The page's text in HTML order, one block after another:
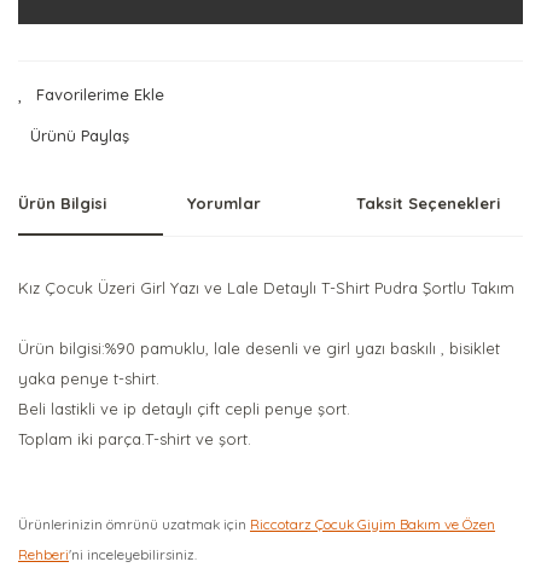
Ürünü Paylaş
Ürün Bilgisi Yorumlar Taksit Seçenekleri
Kız Çocuk Üzeri Girl Yazı ve Lale Detaylı T-Shirt Pudra Şortlu Takım
Ürün bilgisi:%90 pamuklu, lale desenli ve girl yazı baskılı , bisiklet
yaka penye t-shirt.
Beli lastikli ve ip detaylı çift cepli penye şort.
Toplam iki parça.T-shirt ve şort.
Ürünlerinizin ömrünü uzatmak için Riccotarz Çocuk Giyim Bakım ve Özen
Rehberi'ni inceleyebilirsiniz.